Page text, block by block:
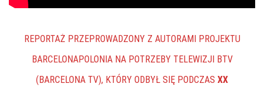
REPORTAŻ PRZEPROWADZONY Z AUTORAMI PROJEKTU
BARCELONAPOLONIA NA POTRZEBY TELEWIZJI BTV
(BARCELONA TV), KTÓRY ODBYŁ SIĘ PODCZAS XX